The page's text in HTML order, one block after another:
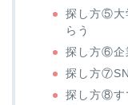
探し方⑤大
らう
探し方⑥企
探し方
探し方⑧す